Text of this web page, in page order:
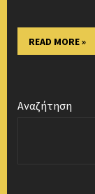
READ MORE »
Αναζήτηση